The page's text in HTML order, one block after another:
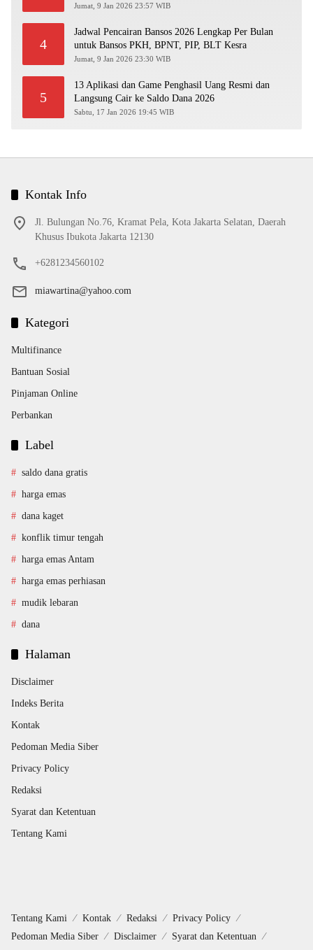
Jumat, 9 Jan 2026 23:57 WIB
4
Jadwal Pencairan Bansos 2026 Lengkap Per Bulan
untuk Bansos PKH, BPNT, PIP, BLT Kesra
Jumat, 9 Jan 2026 23:30 WIB
5
13 Aplikasi dan Game Penghasil Uang Resmi dan
Langsung Cair ke Saldo Dana 2026
Sabtu, 17 Jan 2026 19:45 WIB
Kontak Info
Jl. Bulungan No.76, Kramat Pela, Kota Jakarta Selatan, Daerah
Khusus Ibukota Jakarta 12130
+6281234560102
miawartina@yahoo.com
Kategori
Multifinance
Bantuan Sosial
Pinjaman Online
Perbankan
Label
saldo dana gratis
harga emas
dana kaget
konflik timur tengah
harga emas Antam
harga emas perhiasan
mudik lebaran
dana
Halaman
Disclaimer
Indeks Berita
Kontak
Pedoman Media Siber
Privacy Policy
Redaksi
Syarat dan Ketentuan
Tentang Kami
Tentang Kami Kontak Redaksi
Privacy Policy
Pedoman Media Siber
Disclaimer
Syarat dan Ketentuan